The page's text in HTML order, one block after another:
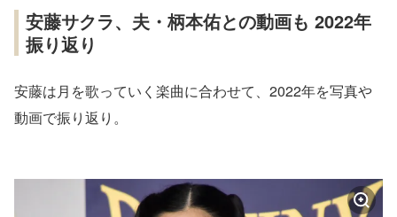
安藤サクラ、夫・柄本佑との動画も 2022年
振り返り
安藤は月を歌っていく楽曲に合わせて、2022年を写真や
動画で振り返り。